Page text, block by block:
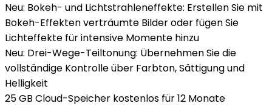
Neu: Bokeh- und Lichtstrahleneffekte: Erstellen Sie mit
Bokeh-Effekten verträumte Bilder oder fügen Sie
Lichteffekte für intensive Momente hinzu
Neu: Drei-Wege-Teiltonung: Übernehmen Sie die
vollständige Kontrolle über Farbton, Sättigung und
Helligkeit
25 GB Cloud-Speicher kostenlos für 12 Monate